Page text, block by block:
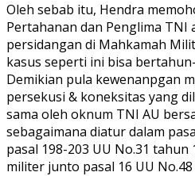
Oleh sebab itu, Hendra
Pertahanan dan Penglima
persidangan di Mahkamah
kasus seperti ini bisa
Demikian pula kewenanpgan
persekusi & koneksitas yang
sama oleh oknum TNI AU
sebagaimana diatur dalam
pasal 198-203 UU No.31
militer junto pasal 16 UU